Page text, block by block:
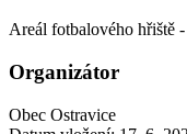
Areál fotbalového hřiště
Organizátor
Obec Ostravice